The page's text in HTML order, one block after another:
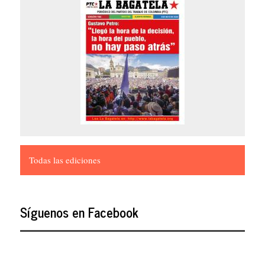
Todas las ediciones
Síguenos en Facebook